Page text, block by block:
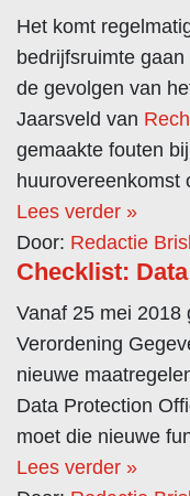
Het komt
bedrijfsruimte
de gevolgen van
Jaarsveld van
gemaakte fouten
huurovereenkomst
Lees verder »
Door: Redactie
Checklist:
Vanaf 25 mei 2018
Verordening
nieuwe
Data Protection
moet die nieuwe
Lees verder »